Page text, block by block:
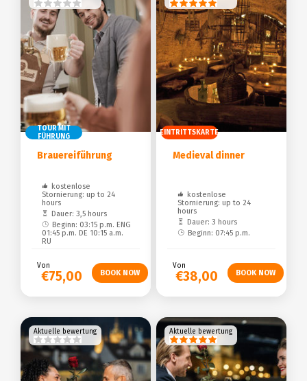
TOUR MIT
FÜHRUNG
Brauereiführung
kostenlose
Stornierung: up to 24
hours
Dauer: 3,5 hours
Beginn: 03:15 p.m. ENG
01:45 p.m. DE 10:15 a.m.
RU
Von
€75,00
EINTRITTSKARTE
Medieval dinner
kostenlose
Stornierung: up to 24
hours
Dauer: 3 hours
Beginn: 07:45 p.m.
Von
€38,00
Aktuelle bewertung Aktuelle bewertung